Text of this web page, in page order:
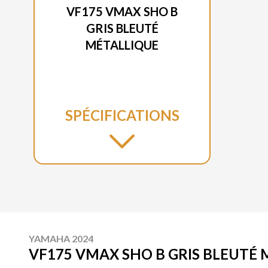
VF175 VMAX SHO B
GRIS BLEUTÉ
MÉTALLIQUE
SPÉCIFICATIONS
YAMAHA 2024
VF175 VMAX SHO B GRIS BLEUTÉ